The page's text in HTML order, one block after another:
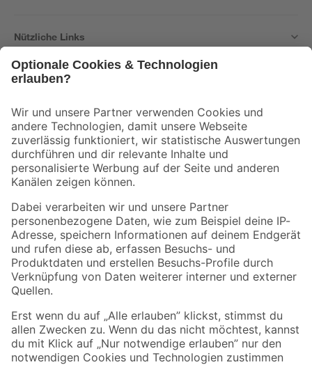
Nützliche Links
Der toom Newsletter: Keine Angebote und Aktionen mehr verpassen!
Zur Newsletter Anmeldung
Folge uns
Zahlungsarten Versandarten
Sicher einkaufen
Jetzt die toom-App herunterladen